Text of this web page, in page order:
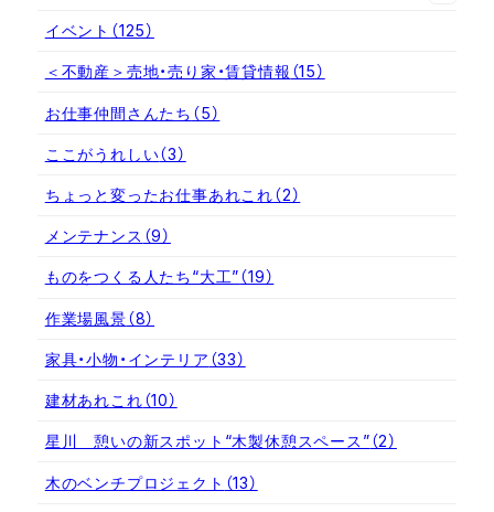
イベント （125）
＜不動産＞売地・売り家・賃貸情報 （15）
お仕事仲間さんたち （5）
ここがうれしい（3）
ちょっと変ったお仕事あれこれ（2）
メンテナンス （9）
ものをつくる人たち“大工”（19）
作業場風景（8）
家具・小物・インテリア （33）
建材あれこれ（10）
星川 憩いの新スポット“木製休憩スペース”（2）
木のベンチプロジェクト （13）